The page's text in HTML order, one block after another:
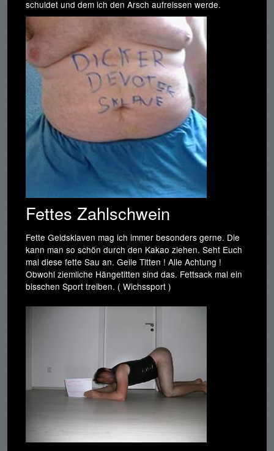
schuldet und dem ich den Arsch aufreissen werde.
Fettes Zahlschwein
Fette Geldsklaven mag ich immer besonders gerne. Die
kann man so schön durch den Kakao ziehen. Seht Euch
mal diese fette Sau an. Geile Titten ! Alle Achtung !
Obwohl ziemliche Hängetitten sind das. Fettsack mal ein
bisschen Sport treiben. ( Wichssport )